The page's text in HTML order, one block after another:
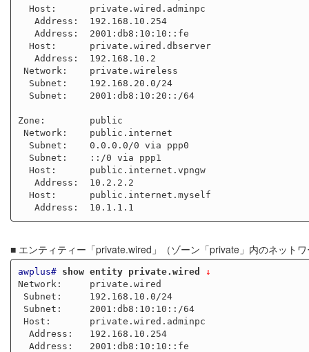
Zone:        public
■ エンティティー「private.wired」（ゾーン「private」内のネット
awplus# show entity private.wired
↓
Network:     private.wired